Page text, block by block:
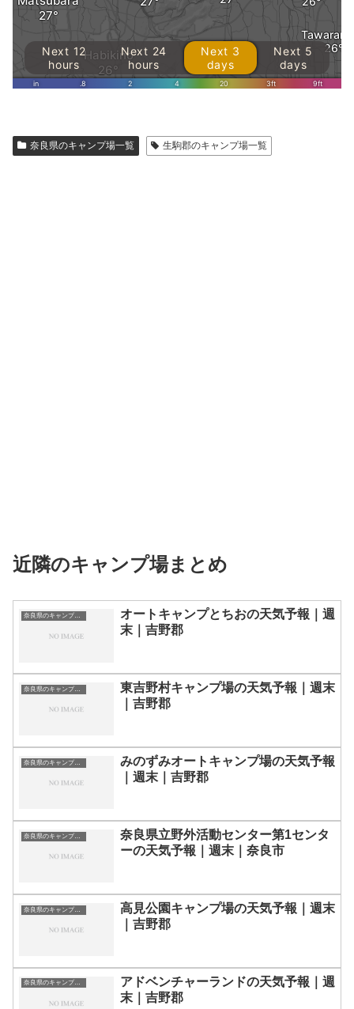
奈良県のキャンプ場一覧 生駒郡のキャンプ場一覧
近隣のキャンプ場まとめ
奈良県のキャンプ場一覧
オートキャンプとちおの天気予報｜週
末｜吉野郡
奈良県のキャンプ場一覧
東吉野村キャンプ場の天気予報｜週末
｜吉野郡
奈良県のキャンプ場一覧
みのずみオートキャンプ場の天気予報
｜週末｜吉野郡
奈良県のキャンプ場一覧
奈良県立野外活動センター第1センタ
ーの天気予報｜週末｜奈良市
奈良県のキャンプ場一覧
高見公園キャンプ場の天気予報｜週末
｜吉野郡
奈良県のキャンプ場一覧
アドベンチャーランドの天気予報｜週
末｜吉野郡